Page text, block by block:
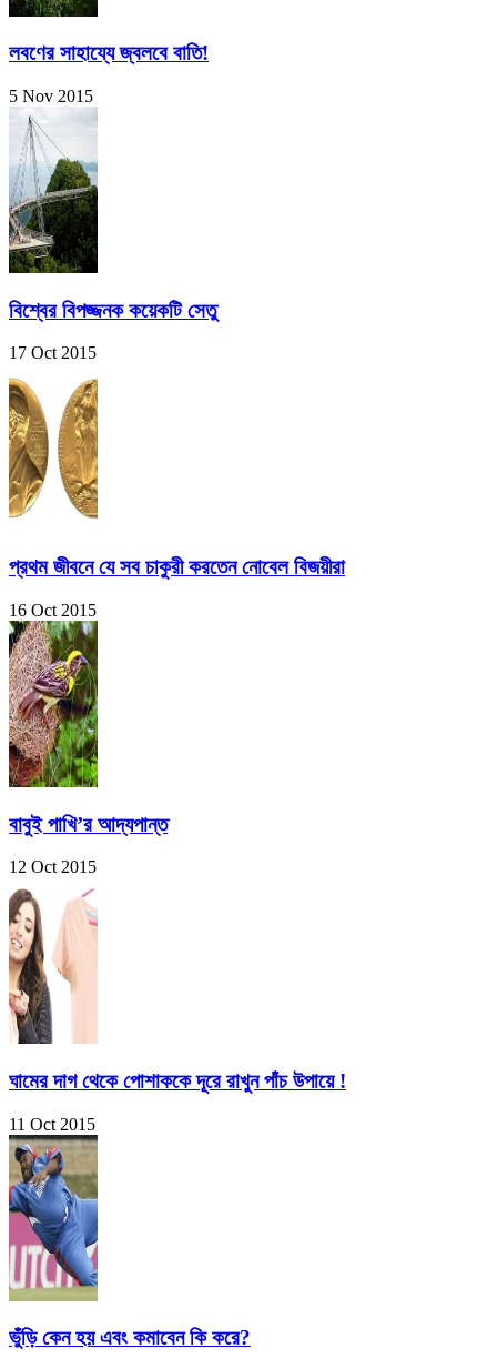
লবণের সাহায্যে জ্বলবে বাতি!
5 Nov 2015
বিশ্বের বিপজ্জনক কয়েকটি সেতু
17 Oct 2015
প্রথম জীবনে যে সব চাকুরী করতেন নোবেল বিজয়ীরা
16 Oct 2015
বাবুই পাখি’র আদ্যপান্ত
12 Oct 2015
ঘামের দাগ থেকে পোশাককে দূরে রাখুন পাঁচ উপায়ে !
11 Oct 2015
ভুঁড়ি কেন হয় এবং কমাবেন কি করে?